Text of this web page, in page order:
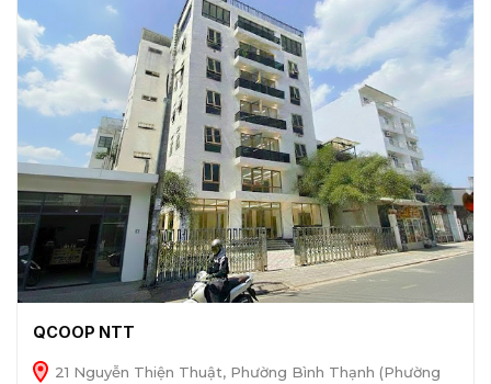
QCOOP NTT
21 Nguyễn Thiện Thuật, Phường Bình Thạnh (Phường